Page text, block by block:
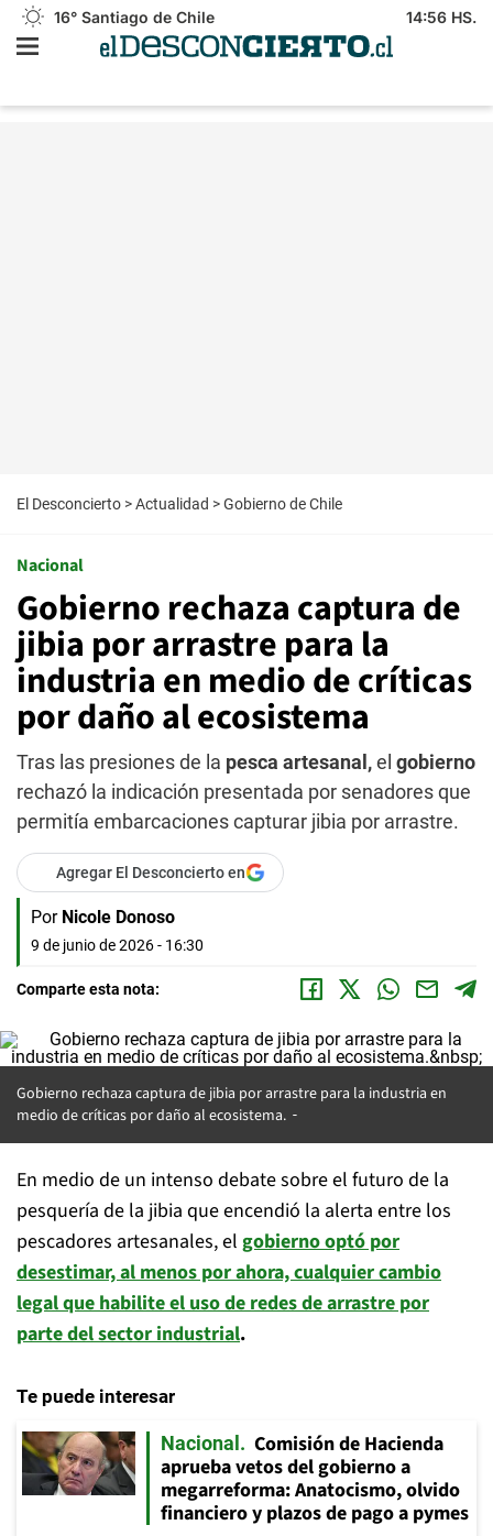
16° Santiago de Chile 14:56 HS.
El Desconcierto >Actualidad >Gobierno de Chile
Nacional
Gobierno rechaza captura de
jibia por arrastre para la
industria en medio de críticas
por daño al ecosistema
Tras las presiones de la pesca artesanal,el gobierno
rechazó la indicación presentada por senadores que
permitía embarcaciones capturar jibia por arrastre.
Agregar El Desconcierto en
Por Nicole Donoso
9 de junio de 2026 - 16:30
Comparte esta nota:
Gobierno rechaza captura de jibia por arrastre para la industria en
medio de críticas por daño al ecosistema.
En medio de un intenso debate sobre el futuro de la
pesquería de la jibia que encendió la alerta entre los
pescadores artesanales, el gobierno optó por
desestimar, al menos por ahora, cualquier cambio
legal que habilite el uso de redes de arrastre por
parte del sector industrial.
Te puede interesar
Nacional
Comisión de Hacienda
aprueba vetos del gobierno a
megarreforma: Anatocismo, olvido
financiero y plazos de pago a pymes